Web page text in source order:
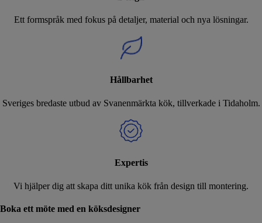
Ett formspråk med fokus på detaljer, material och nya lösningar.
Hållbarhet
Sveriges bredaste utbud av Svanenmärkta kök, tillverkade i Tidaholm.
Expertis
Vi hjälper dig att skapa ditt unika kök från design till montering.
Boka ett möte med en köksdesigner